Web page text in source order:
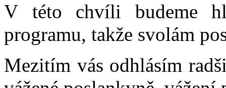
V této chvíli budeme
programu, takže svolám
Mezitím vás odhlásím